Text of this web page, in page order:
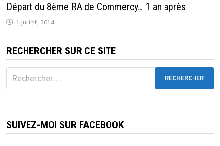
Départ du 8ème RA de Commercy… 1 an après
1 juillet, 2014
RECHERCHER SUR CE SITE
Rechercher :
SUIVEZ-MOI SUR FACEBOOK